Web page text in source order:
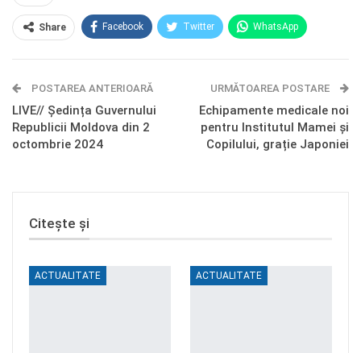
Share Facebook Twitter WhatsApp
Telegram OK.ru
POSTAREA ANTERIOARĂ
LIVE// Ședința Guvernului
Republicii Moldova din 2
octombrie 2024
URMĂTOAREA POSTARE
Echipamente medicale noi
pentru Institutul Mamei și
Copilului, grație Japoniei
Citește și
ACTUALITATE ACTUALITATE